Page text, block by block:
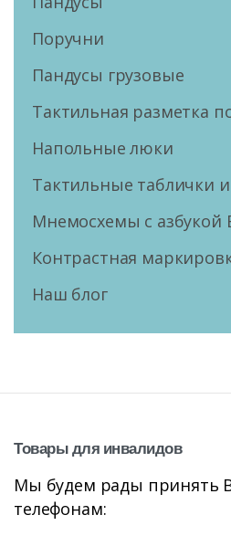
Поручни
Пандусы грузовые
Тактильная разметка
Напольные люки
Тактильные таблички
Мнемосхемы с азбукой
Контрастная
Наш блог
Товарыдля инвалидов
Мы будем рады принять
телефонам: